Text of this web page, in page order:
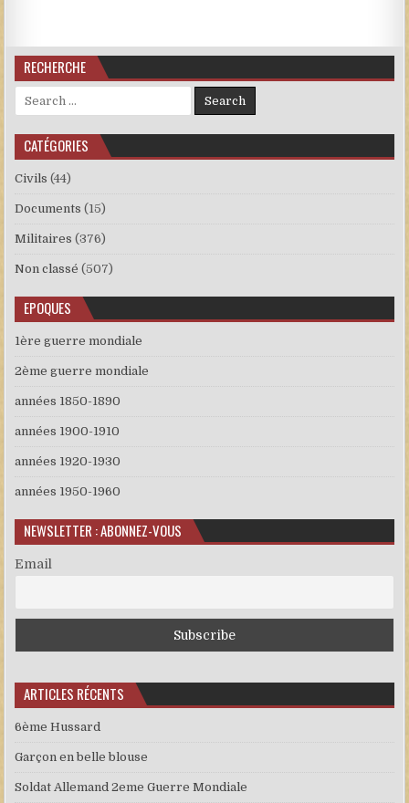
RECHERCHE
Search for:
CATÉGORIES
Civils (44)
Documents (15)
Militaires (376)
Non classé (507)
EPOQUES
1ère guerre mondiale
2ème guerre mondiale
années 1850-1890
années 1900-1910
années 1920-1930
années 1950-1960
NEWSLETTER : ABONNEZ-VOUS
Email
ARTICLES RÉCENTS
6ème Hussard
Garçon en belle blouse
Soldat Allemand 2eme Guerre Mondiale